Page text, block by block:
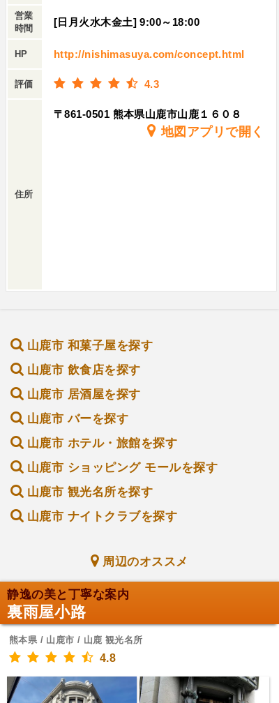
営業
時間
[日月火水木金土] 9:00～18:00
HP http://nishimasuya.com/concept.html
評価 4.3
住所
〒861-0501 熊本県山鹿市山鹿１６０８
地図アプリで開く
山鹿市 和菓子屋を探す
山鹿市 飲食店を探す
山鹿市 居酒屋を探す
山鹿市 バーを探す
山鹿市 ホテル・旅館を探す
山鹿市 ショッピング モールを探す
山鹿市 観光名所を探す
山鹿市 ナイトクラブを探す
周辺のオススメ
静逸の美と丁寧な案内
裏雨屋小路
熊本県 / 山鹿市 / 山鹿 観光名所
4.8